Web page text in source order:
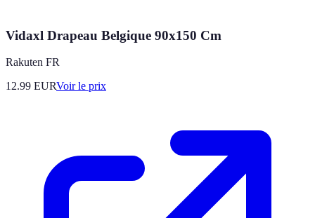
Vidaxl Drapeau Belgique 90x150 Cm
Rakuten FR
12.99 EURVoir le prix